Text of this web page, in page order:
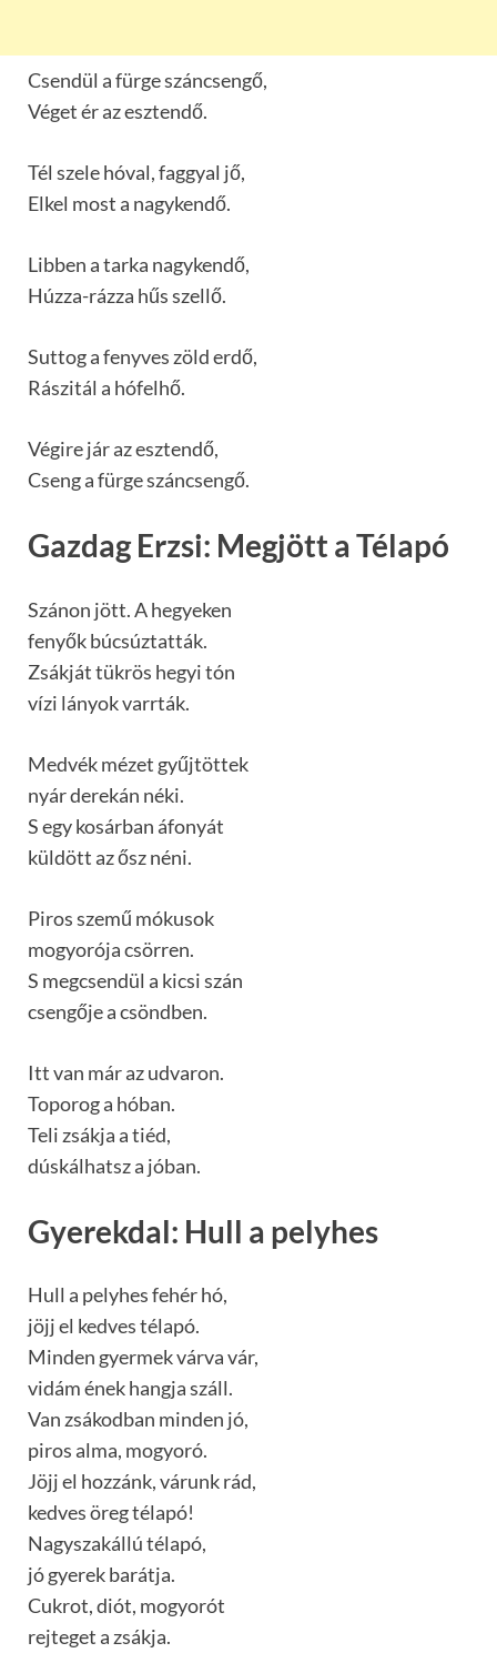
Csendül a fürge száncsengő,
Véget ér az esztendő.
Tél szele hóval, faggyal jő,
Elkel most a nagykendő.
Libben a tarka nagykendő,
Húzza-rázza hűs szellő.
Suttog a fenyves zöld erdő,
Rászitál a hófelhő.
Végire jár az esztendő,
Cseng a fürge száncsengő.
Gazdag Erzsi: Megjött a Télapó
Szánon jött. A hegyeken
fenyők búcsúztatták.
Zsákját tükrös hegyi tón
vízi lányok varrták.
Medvék mézet gyűjtöttek
nyár derekán néki.
S egy kosárban áfonyát
küldött az ősz néni.
Piros szemű mókusok
mogyorója csörren.
S megcsendül a kicsi szán
csengője a csöndben.
Itt van már az udvaron.
Toporog a hóban.
Teli zsákja a tiéd,
dúskálhatsz a jóban.
Gyerekdal: Hull a pelyhes
Hull a pelyhes fehér hó,
jöjj el kedves télapó.
Minden gyermek várva vár,
vidám ének hangja száll.
Van zsákodban minden jó,
piros alma, mogyoró.
Jöjj el hozzánk, várunk rád,
kedves öreg télapó!
Nagyszakállú télapó,
jó gyerek barátja.
Cukrot, diót, mogyorót
rejteget a zsákja.